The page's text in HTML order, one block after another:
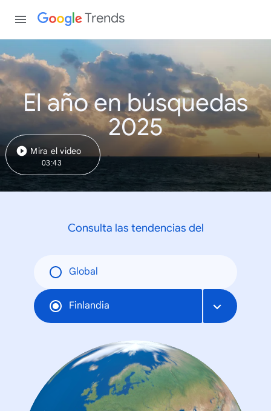
Trends
El año en búsquedas
2025
Mira el video
03:43
Consulta las tendencias del
Global
Finlandia